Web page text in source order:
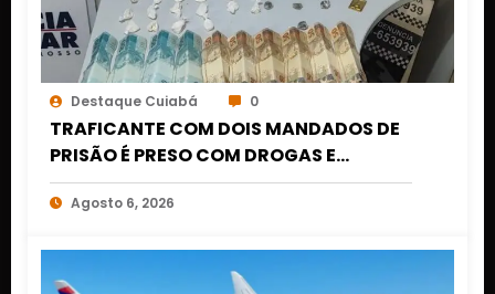
Destaque Cuiabá 0
TRAFICANTE COM DOIS MANDADOS DE
PRISÃO É PRESO COM DROGAS E
DINHEIRO NO 1º DE MARÇO EM CUIABÁ
Agosto 6, 2026